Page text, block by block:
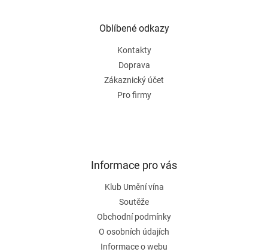
Oblíbené odkazy
Kontakty
Doprava
Zákaznický účet
Pro firmy
Informace pro vás
Klub Umění vína
Soutěže
Obchodní podmínky
O osobních údajích
Informace o webu